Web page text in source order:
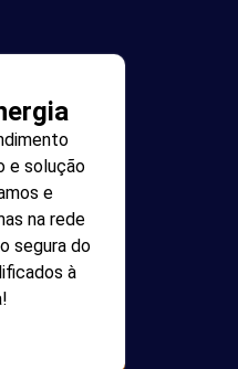
e solução
e
na rede
segura do
à